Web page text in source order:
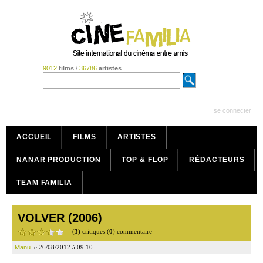
9012 films/ 36786 artistes
se connecter
ACCUEIL FILMS ARTISTES
NANAR PRODUCTION TOP & FLOP RÉDACTEURS
TEAM FAMILIA
VOLVER (2006)
(3) critiques (0) commentaire
Manu le 26/08/2012 à 09:10